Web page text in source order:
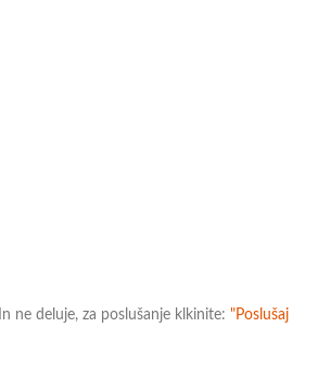
ne deluje, za poslušanje klkinite: "Poslušaj